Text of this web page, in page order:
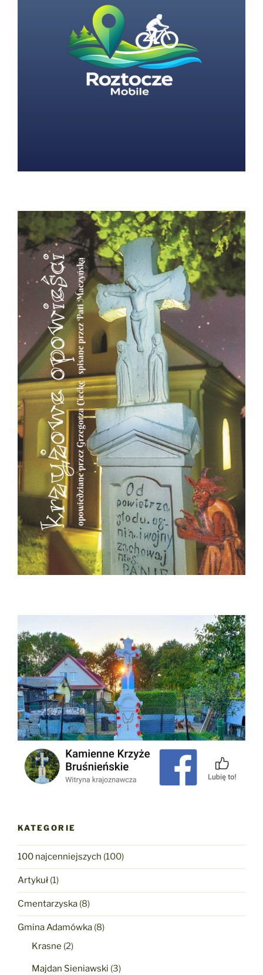
KATEGORIE
100 najcenniejszych (100)
Artykuł (1)
Cmentarzyska (8)
Gmina Adamówka (8)
Krasne (2)
Majdan Sieniawski (3)